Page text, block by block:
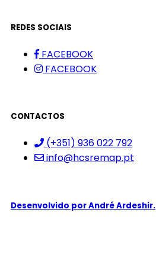
REDES SOCIAIS
FACEBOOK
FACEBOOK
CONTACTOS
(+351) 936 022 792
info@hcsremap.pt
Desenvolvido porAndré Ardeshir.